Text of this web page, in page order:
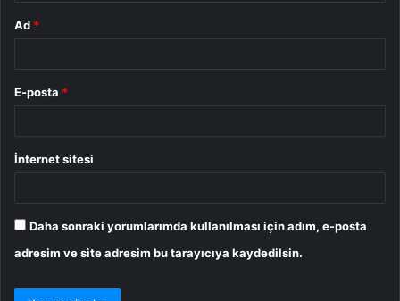
Ad *
E-posta *
İnternet sitesi
Daha sonraki yorumlarımda kullanılması için adım, e-posta
adresim ve site adresim bu tarayıcıya kaydedilsin.